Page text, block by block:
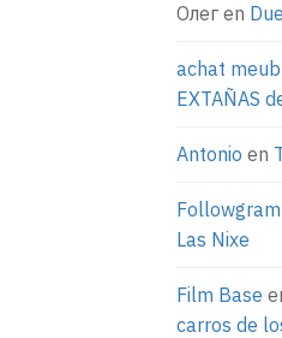
Олег en
achat
EXTAÑAS
Antonio en
Followgram
Las Nixe
Film Base
carros de